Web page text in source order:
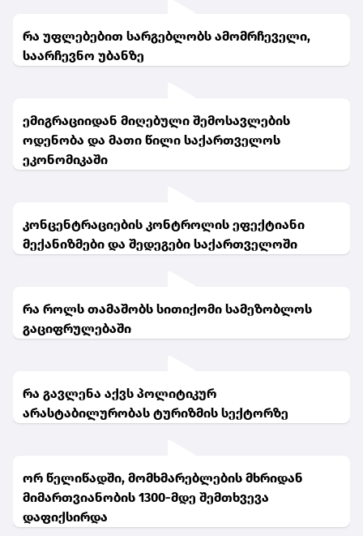
რა უფლებებით სარგებლობს ამომრჩეველი,
საარჩევნო უბანზე
ემიგრაციიდან მიღებული შემოსავლების
ოდენობა და მათი წილი საქართველოს
ეკონომიკაში
კონცენტრაციების კონტროლის ეფექტიანი
მექანიზმები და შედეგები საქართველოში
რა როლს თამაშობს სითიქომი სამეზობლოს
გაციფრულებაში
რა გავლენა აქვს პოლიტიკურ
არასტაბილურობას ტურიზმის სექტორზე
ორ წელიწადში, მომხმარებლების მხრიდან
მიმართვიანობის 1300-მდე შემთხვევა
დაფიქსირდა